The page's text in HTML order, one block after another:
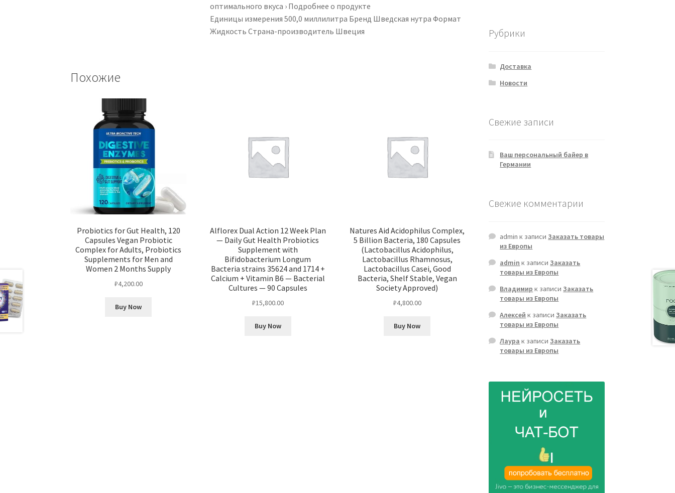
оптимального вкуса › Подробнее о продукте
Единицы измерения ‎500,0 миллилитра Бренд ‎Шведская нутра Формат
‎Жидкость Страна-производитель ‎Швеция
Похожие
Probiotics for Gut Health, 120
Capsules Vegan Probiotic
Complex for Adults, Probiotics
Supplements for Men and
Women 2 Months Supply
₽4,200.00
Buy Now
Alflorex Dual Action 12 Week Plan
— Daily Gut Health Probiotics
Supplement with
Bifidobacterium Longum
Bacteria strains 35624 and 1714 +
Calcium + Vitamin B6 — Bacterial
Cultures — 90 Capsules
₽15,800.00
Buy Now
Natures Aid Acidophilus Complex,
5 Billion Bacteria, 180 Capsules
(Lactobacillus Acidophilus,
Lactobacillus Rhamnosus,
Lactobacillus Casei, Good
Bacteria, Shelf Stable, Vegan
Society Approved)
₽4,800.00
Buy Now
Рубрики
Доставка
Новости
Свежие записи
Ваш персональный байер в
Германии
Свежие комментарии
admin к записиЗаказать товары
из Европы
admin к записиЗаказать
товары из Европы
Владимир к записиЗаказать
товары из Европы
Алексей к записиЗаказать
товары из Европы
Лаура к записиЗаказать
товары из Европы